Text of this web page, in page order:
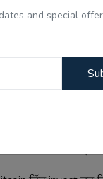
and special
ਅਜਿਹੀ scalable
billionaire ਅਤੇ
ਹੈ।
ਦੱਸੀ ਜਾਂਦੀ ਹੈ।